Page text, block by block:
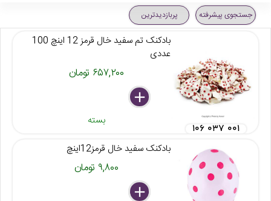
جستجوی پیشرفته پربازدیدترین
بادکنک تم سفید خال قرمز 12 اینچ 100
عددی
۶۵۷,۲۰۰ تومان
delete
remove
add
بسته
۱۰۶ ۰۳۷ ۰۰۱
بادکنک سفید خال قرمز12اینچ
۹,۸۰۰ تومان
delete
remove
add